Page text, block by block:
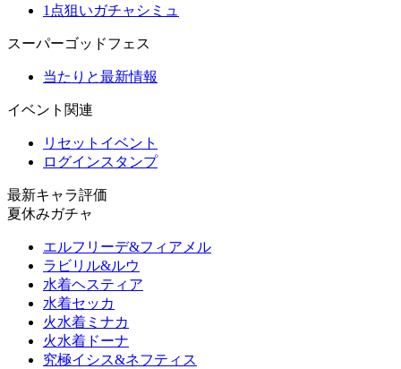
1点狙いガチャシミュ
スーパーゴッドフェス
当たりと最新情報
イベント関連
リセットイベント
ログインスタンプ
最新キャラ評価
夏休みガチャ
エルフリーデ&フィアメル
ラビリル&ルウ
水着ヘスティア
水着セッカ
火水着ミナカ
火水着ドーナ
究極イシス&ネフティス